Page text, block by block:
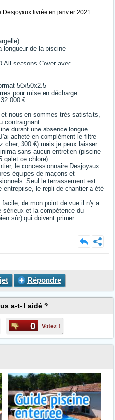
Desjoyaux livrée en janvier 2021.
longueur de la piscine
All seasons Cover avec
50x50x2.5
pour mise en décharge
000 €
nous en sommes très satisfaits,
contraignant.
durant une absence longue
acheté en complément le filtre
cher, 300 €) mais je peux laisser
sans aucun entretien (piscine
galet de chlore).
le concessionnaire Desjoyaux
équipes de maçons et
Seul le terrassement est
entreprise, le repli de chantier a été
de mon point de vue il n'y a
et la compétence du
sûr) qui doivent primer.
Répondre
a-t-il aidé ?
0 Votez !